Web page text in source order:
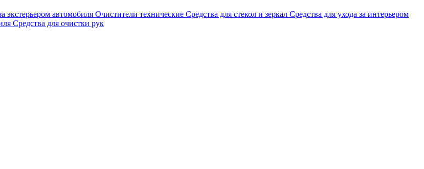
экстерьером автомобиля Очистители технические Средства для стекол и зеркал Средства для ухода за интерьером
Средства для очистки рук